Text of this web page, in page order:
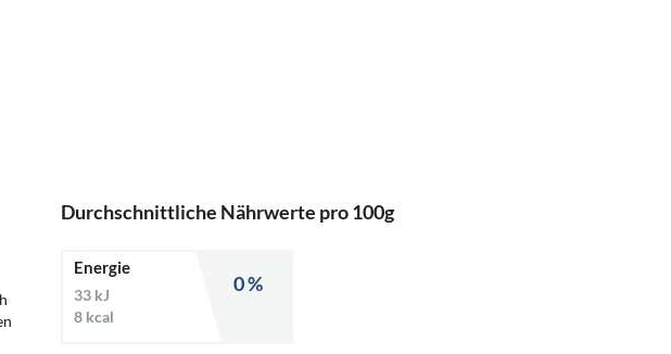
Durchschnittliche Nährwerte pro 100g
Energie
33 kJ
8 kcal
0 %